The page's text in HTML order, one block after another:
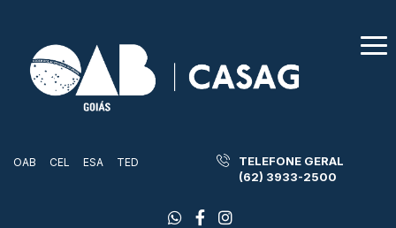
OAB CEL ESA TED
TELEFONE GERAL
(62) 3933-2500